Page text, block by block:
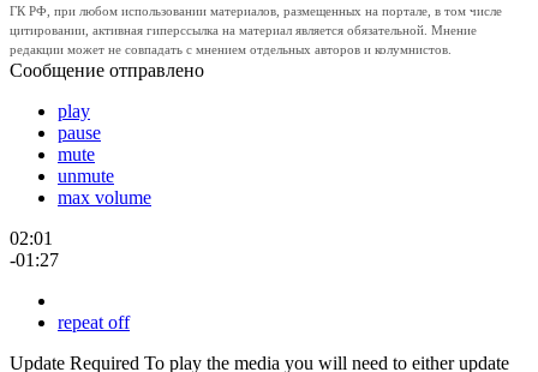
ГК РФ, при любом использовании материалов, размещенных на портале, в том числе
цитировании, активная гиперссылка на материал является обязательной. Мнение
редакции может не совпадать с мнением отдельных авторов и колумнистов.
Сообщение отправлено
play
pause
mute
unmute
max volume
02:01
-01:27
repeat off
Update Required To play the media you will need to either update